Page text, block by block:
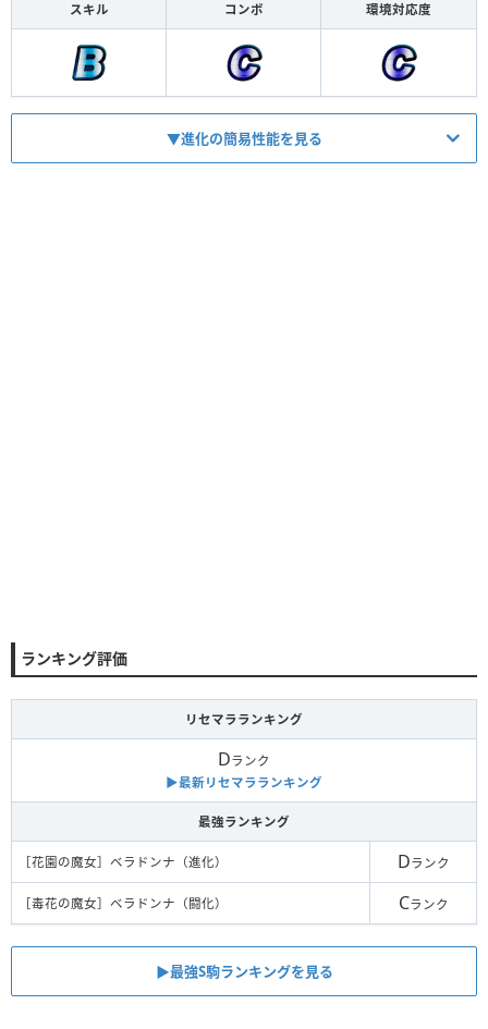
スキル コンボ 環境対応度
▼進化の簡易性能を見る
ランキング評価
リセマラランキング
Dランク
▶︎最新リセマラランキング
最強ランキング
［花園の魔女］ベラドンナ（進化） Dランク
［毒花の魔女］ベラドンナ（闘化） Cランク
▶︎最強S駒ランキングを見る